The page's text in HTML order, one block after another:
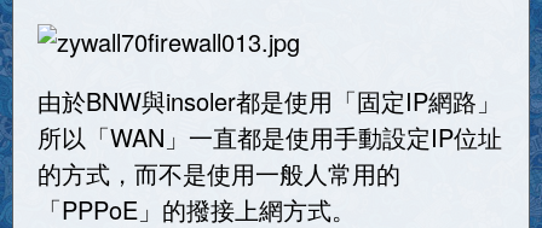
由於BNW與insoler都是使用「固定IP網路」
所以「WAN」一直都是使用手動設定IP位址
的方式，而不是使用一般人常用的
「PPPoE」的撥接上網方式。